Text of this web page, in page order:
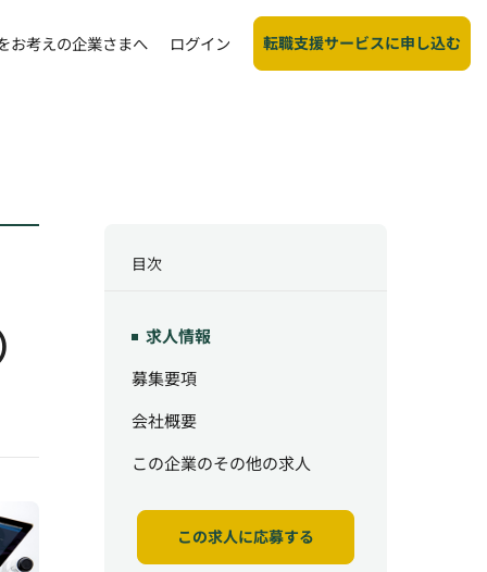
お考えの企業さまへ ログイン 転職支援サービスに申し込む
目次
求人情報
募集要項
会社概要
この企業のその他の求人
この求人に応募する